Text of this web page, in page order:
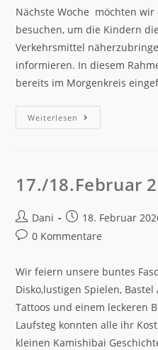
Nächste Woche möchten wir
besuchen, um die Kindern
Verkehrsmittel
informieren. In diesem
bereits im Morgenkreis
Weiterlesen
17./18.Februar
Dani 18. Februar
0 Kommentare
Wir feiern unsere buntes
Disko,lustigen Spielen,
Tattoos und einem leckeren
Laufsteg konnten alle ihr
kleinen Kamishibai